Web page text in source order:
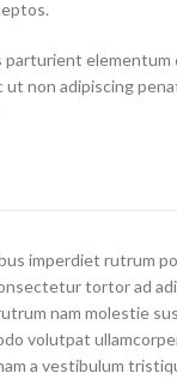
parturient elementum
non adipiscing
imperdiet rutrum
tortor ad
nam molestie
volutpat
a vestibulum